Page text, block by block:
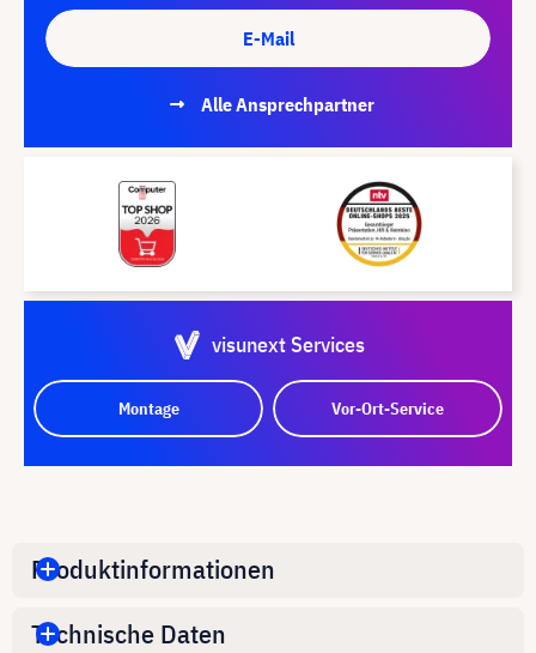
E-Mail
Alle Ansprechpartner
visunext Services
Montage Vor-Ort-Service
Produktinformationen
Technische Daten